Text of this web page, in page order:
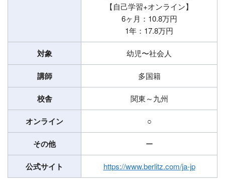
【自己学習+オンライン】
6ヶ月：10.8万円
1年：17.8万円
対象 幼児〜社会人
講師 多国籍
校舎 関東～九州
オンライン ○
その他 ー
公式サイト https://www.berlitz.com/ja-jp